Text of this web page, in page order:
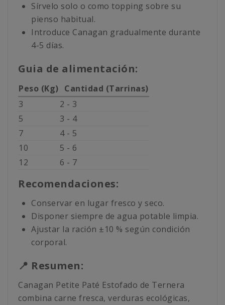
Sírvelo solo o como topping sobre su
pienso habitual.
Introduce Canagan gradualmente durante
4-5 días.
Guia de alimentación:
Peso (Kg) Cantidad (Tarrinas)
3
2 - 3
5
3 - 4
7
4 - 5
10
5 - 6
12
6 - 7
Recomendaciones:
Conservar en lugar fresco y seco.
Disponer siempre de agua potable limpia.
Ajustar la ración ±10 % según condición
corporal.
📍 Resumen:
Canagan Petite Paté Estofado de Ternera
combina carne fresca, verduras ecológicas,